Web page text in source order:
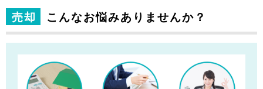
売却 こんなお悩みありませんか？